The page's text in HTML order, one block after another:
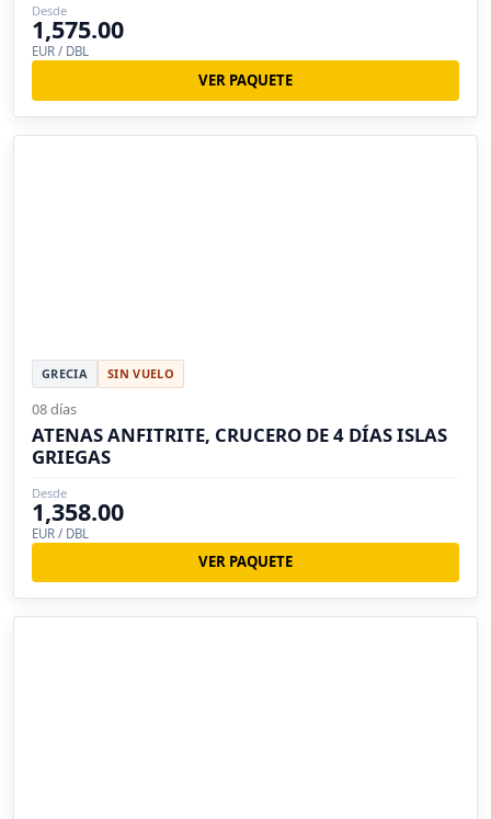
Desde
1,575.00
EUR / DBL
VER PAQUETE
GRECIA SIN VUELO
08 días
ATENAS ANFITRITE, CRUCERO DE 4 DÍAS ISLAS
GRIEGAS
Desde
1,358.00
EUR / DBL
VER PAQUETE